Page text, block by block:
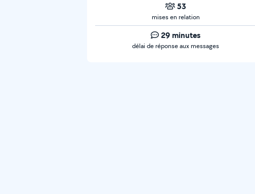
53
mises en relation
29 minutes
délai de réponse aux messages